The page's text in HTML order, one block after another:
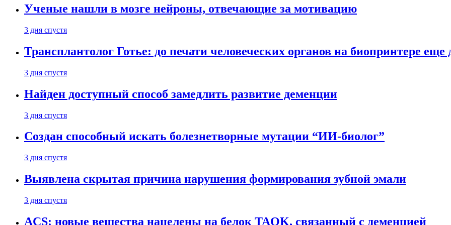
Ученые нашли в мозге нейроны, отвечающие за мотивацию
3 дня спустя
Трансплантолог Готье: до печати человеческих органов на биопринтере еще
3 дня спустя
Найден доступный способ замедлить развитие деменции
3 дня спустя
Создан способный искать болезнетворные мутации “ИИ-биолог”
3 дня спустя
Выявлена скрытая причина нарушения формирования зубной эмали
3 дня спустя
ACS: новые вещества нацелены на белок TAOK, связанный с деменцией